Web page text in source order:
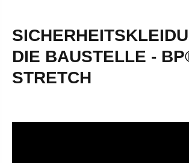
DIE BAUSTELLE -
STRETCH